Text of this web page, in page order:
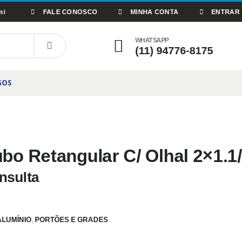
FALE CONOSCO MINHA CONTA ENTRAR
WHATSAPP
(11) 94776-8175
Retangular C/ Olhal
, PORTÕES E GRADES